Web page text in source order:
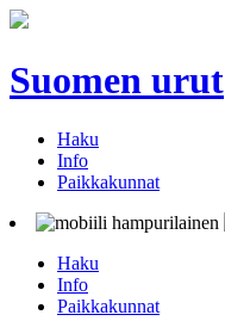
Suomen urut
Haku
Info
Paikkakunnat
Haku
Info
Paikkakunnat